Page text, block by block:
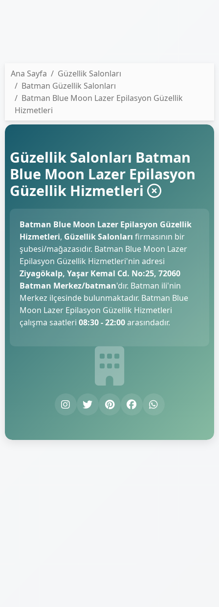
Ana Sayfa
Güzellik Salonları
Batman Güzellik Salonları
Batman Blue Moon Lazer Epilasyon Güzellik
Hizmetleri
Güzellik Salonları Batman
Blue Moon Lazer Epilasyon
Güzellik Hizmetleri
Batman Blue Moon Lazer Epilasyon Güzellik
Hizmetleri, Güzellik Salonları firmasının bir
şubesi/mağazasıdır. Batman Blue Moon Lazer
Epilasyon Güzellik Hizmetleri'nin adresi
Ziyagökalp, Yaşar Kemal Cd. No:25, 72060
Batman Merkez/batman'dır. Batman ili'nin
Merkez ilçesinde bulunmaktadır. Batman Blue
Moon Lazer Epilasyon Güzellik Hizmetleri
çalışma saatleri 08:30 - 22:00arasındadır.